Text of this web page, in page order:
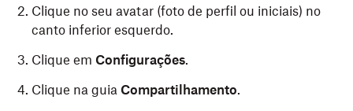
Clique no seu avatar (foto de perfil ou iniciais) no
canto inferior esquerdo.
Clique em Configurações.
Clique na guia Compartilhamento.